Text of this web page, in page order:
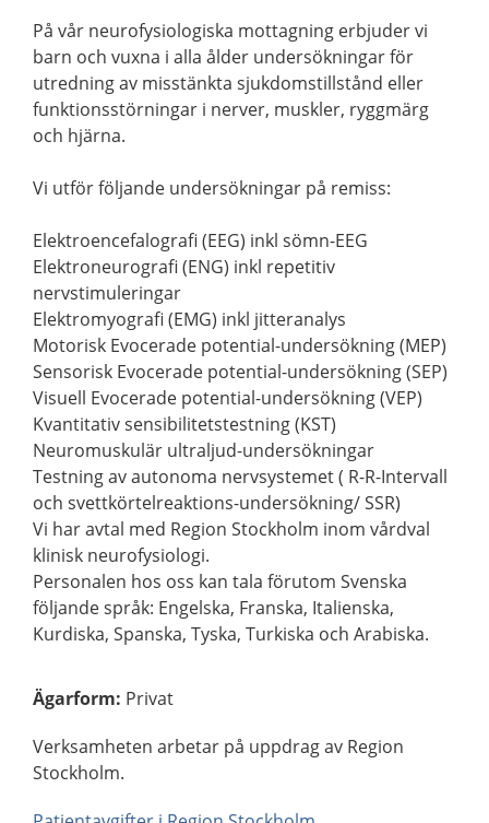
På vår neurofysiologiska mottagning erbjuder vi
barn och vuxna i alla ålder undersökningar för
utredning av misstänkta sjukdomstillstånd eller
funktionsstörningar i nerver, muskler, ryggmärg
och hjärna.
Vi utför följande undersökningar på remiss:
Elektroencefalografi (EEG) inkl sömn-EEG
Elektroneurografi (ENG) inkl repetitiv
nervstimuleringar
Elektromyografi (EMG) inkl jitteranalys
Motorisk Evocerade potential-undersökning (MEP)
Sensorisk Evocerade potential-undersökning (SEP)
Visuell Evocerade potential-undersökning (VEP)
Kvantitativ sensibilitetstestning (KST)
Neuromuskulär ultraljud-undersökningar
Testning av autonoma nervsystemet ( R-R-Intervall
och svettkörtelreaktions-undersökning/ SSR)
Vi har avtal med Region Stockholm inom vårdval
klinisk neurofysiologi.
Personalen hos oss kan tala förutom Svenska
följande språk: Engelska, Franska, Italienska,
Kurdiska, Spanska, Tyska, Turkiska och Arabiska.
Ägarform: Privat
Verksamheten arbetar på uppdrag av Region
Stockholm.